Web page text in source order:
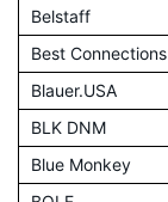
Belstaff
Best Connections
Blauer.USA
BLK DNM
Blue Monkey